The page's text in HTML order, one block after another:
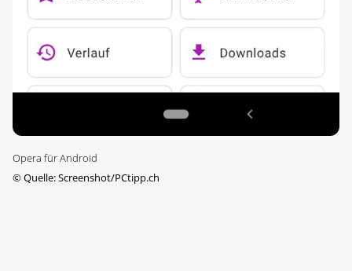
Opera für Android
©Quelle: Screenshot/PCtipp.ch